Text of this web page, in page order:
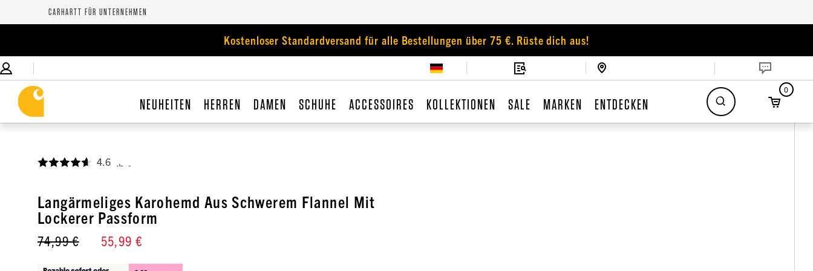
CARHARTT FÜR UNTERNEHMEN
Kostenloser Standardversand für alle Bestellungen über 75 €. Rüste dich aus!
NEUHEITEN HERREN DAMEN SCHUHE ACCESSOIRES KOLLEKTIONEN SALE MARKEN ENTDECKEN
0
4.6
Langärmeliges Karohemd Aus Schwerem Flannel Mit
Lockerer Passform
74,99 € 55,99 €